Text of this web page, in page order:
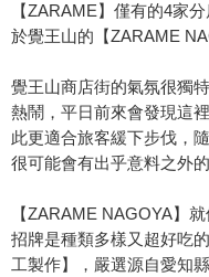
【ZARAME】僅有的4家
於覺王山的【ZARAME
覺王山商店街的氣氛很獨
熱鬧，平日前來會發現這
此更適合旅客緩下步伐，
很可能會有出乎意料之外的
【ZARAME NAGOYA】
招牌是種類多樣又超好吃
工製作】，嚴選源自愛知